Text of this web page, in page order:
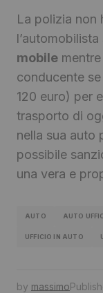
La polizia non
mobile
conducente
120 euro) per
trasporto di
nella sua auto
possibile
una vera e
AUTO AUTO
UFFICIO IN AUTO
by massimo